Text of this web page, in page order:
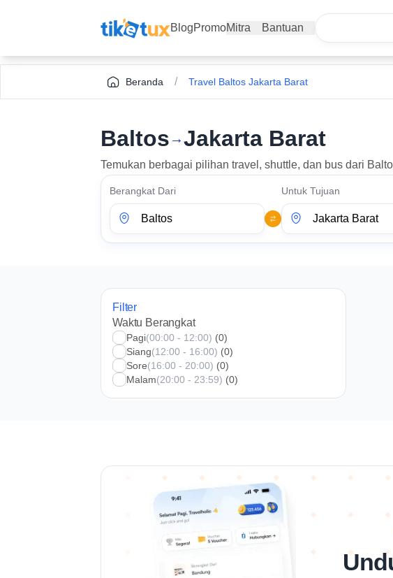
BlogPromoMitra Bantuan
Beranda / Travel Baltos Jakarta Barat
Baltos →Jakarta Barat
Temukan berbagai pilihan travel, shuttle, dan bus dari
Berangkat Dari Untuk Tujuan
Filter
Waktu Berangkat
Pagi(00:00 - 12:00) (0)
Siang(12:00 - 16:00) (0)
Sore(16:00 - 20:00) (0)
Malam(20:00 - 23:59) (0)